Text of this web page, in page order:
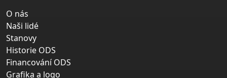
O nás
Naši lidé
Stanovy
Historie ODS
Financování ODS
Grafika a logo